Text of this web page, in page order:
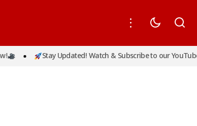
Stay Updated! Watch & Subscribe to our YouTube